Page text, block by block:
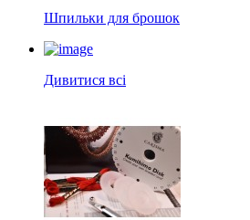
Шпильки для брошок
Дивитися всі